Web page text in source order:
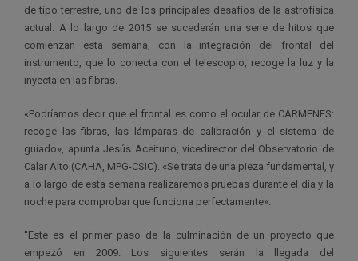
de tipo terrestre, uno de los principales desafíos de la astrofísica
actual. A lo largo de 2015 se sucederán una serie de hitos que
comienzan esta semana, con la integración del frontal del
instrumento, que lo conecta con el telescopio, recoge la luz y la
inyecta en las fibras.
«Podríamos decir que el frontal es como el ocular de CARMENES:
recoge las fibras, las lámparas de calibración y el sistema de
guiado», apunta Jesús Aceituno, vicedirector del Observatorio de
Calar Alto (CAHA, MPG-CSIC). «Se trata de una pieza fundamental, y
a lo largo de esta semana realizaremos pruebas durante el día y la
noche para comprobar que funciona perfectamente».
“Este es el primer paso de la culminación de un proyecto que
empezó en 2009. Los siguientes serán la llegada del